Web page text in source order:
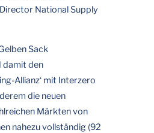
National Supply
Sack
damit den
Allianz‘ mit Interzero
die neuen
Märkten von
nahezu vollständig (92